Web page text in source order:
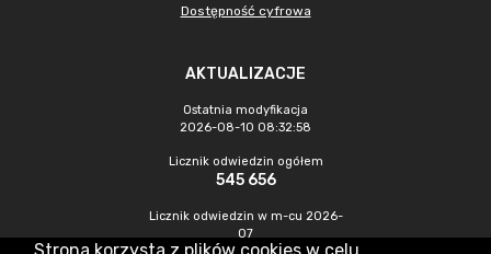
Dostępność cyfrowa
AKTUALIZACJE
Ostatnia modyfikacja
2026-08-10 08:32:58
Licznik odwiedzin ogółem
545 656
Licznik odwiedzin w m-cu 2026-
07